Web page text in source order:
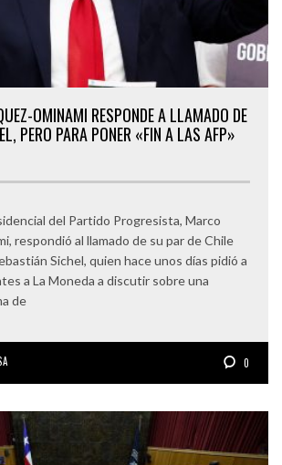
OMINAMI RESPONDE A LLAMADO DE
PERO PARA PONER «FIN A LAS AFP»
del Partido Progresista, Marco
respondió al llamado de su par de Chile
Sichel, quien hace unos días pidió a
a La Moneda a discutir sobre una
de
0